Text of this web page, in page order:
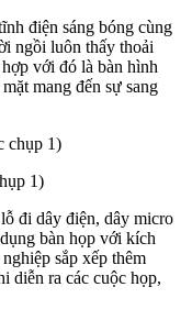
điện sáng bóng cùng
ngồi luôn thấy thoải
với đó là bàn hình
mang đến sự sang
1)
đi dây điện, dây micro
bàn họp với kích
sắp xếp thêm
diễn ra các cuộc họp,